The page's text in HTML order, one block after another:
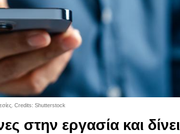
Credits: Shutterstock
στην εργασία και δίνει